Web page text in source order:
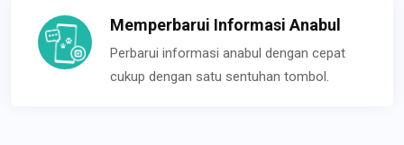
Memperbarui Informasi Anabul
Perbarui informasi anabul dengan cepat
cukup dengan satu sentuhan tombol.